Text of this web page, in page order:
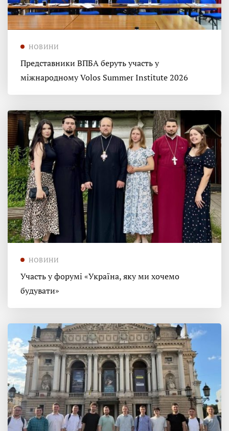
НОВИНИ
Представники ВПБА беруть участь у
міжнародному Volos Summer Institute 2026
НОВИНИ
Участь у форумі «Україна, яку ми хочемо
будувати»